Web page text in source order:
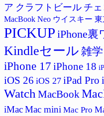
ア クラフトビール チェ
MacBook Neo ウイスキー 東
PICKUP iPhone裏
Kindleセール 雑学
iPhone 17 iPhone 18
iOS 26 iOS 27 iPad Pro
Watch MacBook
iMacMac mini Mac Pro